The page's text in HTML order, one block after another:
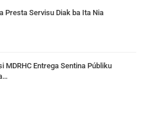
Presta Servisu Diak ba Ita Nia
MDRHC Entrega Sentina Públiku